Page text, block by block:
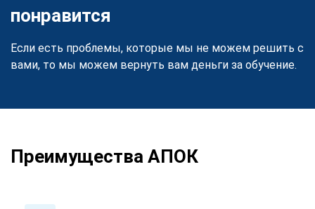
понравится
Если есть проблемы, которые мы не можем решить с
вами, то мы можем вернуть вам деньги за обучение.
Преимущества АПОК